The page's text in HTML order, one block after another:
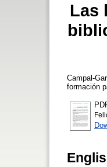
Las
Campal-
formación